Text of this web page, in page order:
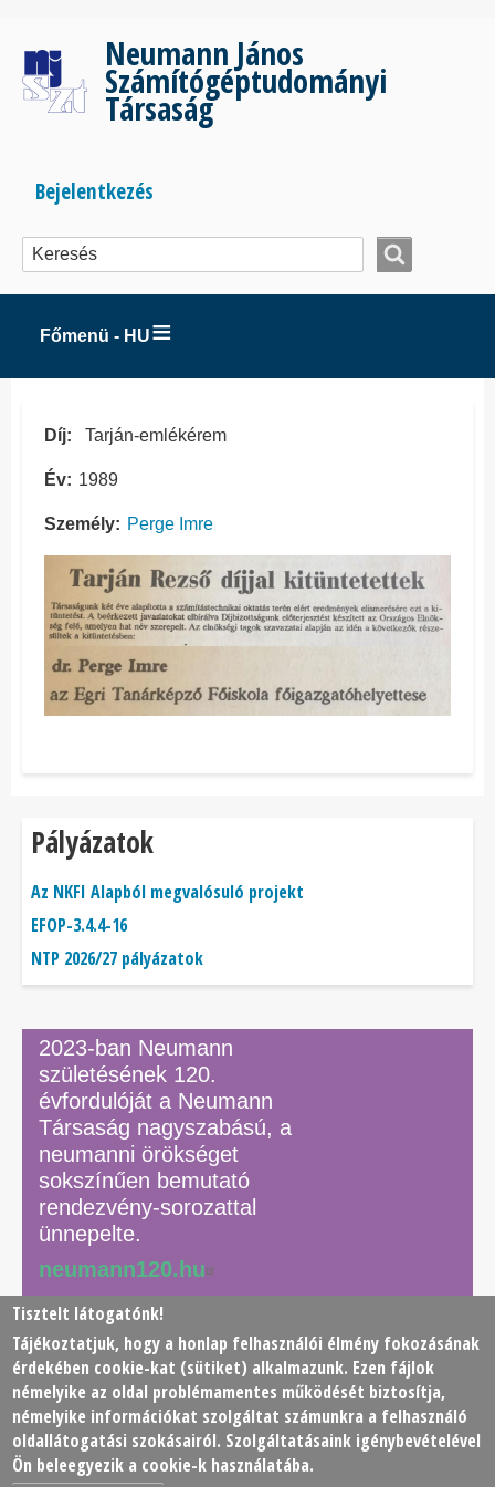
tartalomra
Neumann János
Számítógéptudományi
Társaság
Bejelentkezés
menüje
Bejelentkezés
Főmenü - HU
Díj Tarján-emlékérem
Év 1989
Személy Perge Imre
Pályázatok
Az NKFI Alapból megvalósuló projekt
EFOP-3.4.4-16
NTP 2026/27 pályázatok
2023-ban Neumann
születésének 120.
évfordulóját a Neumann
Társaság nagyszabású, a
neumanni örökséget
sokszínűen bemutató
rendezvény-sorozattal
ünnepelte.
neumann120.hu
© 2026 Neumann János Számítógéptudományi Társaság
(NJSZT)
Footer
menu
Adatkezelési tájékoztató Impresszum Kapcsolat
Tisztelt látogatónk!
Tájékoztatjuk, hogy a honlap felhasználói élmény fokozásának
érdekében cookie-kat (sütiket) alkalmazunk. Ezen fájlok
némelyike az oldal problémamentes működését biztosítja,
némelyike információkat szolgáltat számunkra a felhasználó
oldallátogatási szokásairól. Szolgáltatásaink igénybevételével
Ön beleegyezik a cookie-k használatába.